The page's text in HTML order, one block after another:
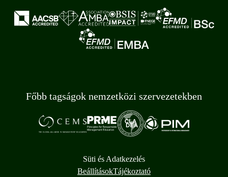
Főbb tagságok nemzetközi szervezetekben
Süti és Adatkezelés
BeállításokTájékoztató